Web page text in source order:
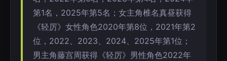
第1名，2025年第5名；女主角椎名真昼获得
《轻厉》女性角色2020年第8位，2021年第2
位，2022、2023、2024、2025年第1位；
男主角藤宫周获得《轻厉》男性角色2022年